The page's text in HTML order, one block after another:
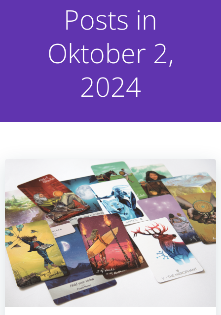
Posts in
Oktober 2,
2024